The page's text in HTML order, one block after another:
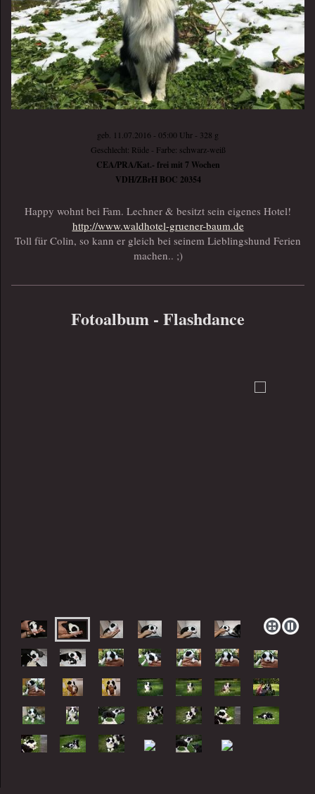
geb. 11.07.2016 - 05:00 Uhr - 328 g
Geschlecht: Rüde - Farbe: schwarz-weiß
CEA/PRA/Kat.- frei mit 7 Wochen
VDH/ZBrH BOC 20354
Happy wohnt bei Fam. Lechner & besitzt sein eigenes Hotel!
http://www.waldhotel-gruener-baum.de
Toll für Colin, so kann er gleich bei seinem Lieblingshund Ferien
machen.. ;)
Fotoalbum - Flashdance